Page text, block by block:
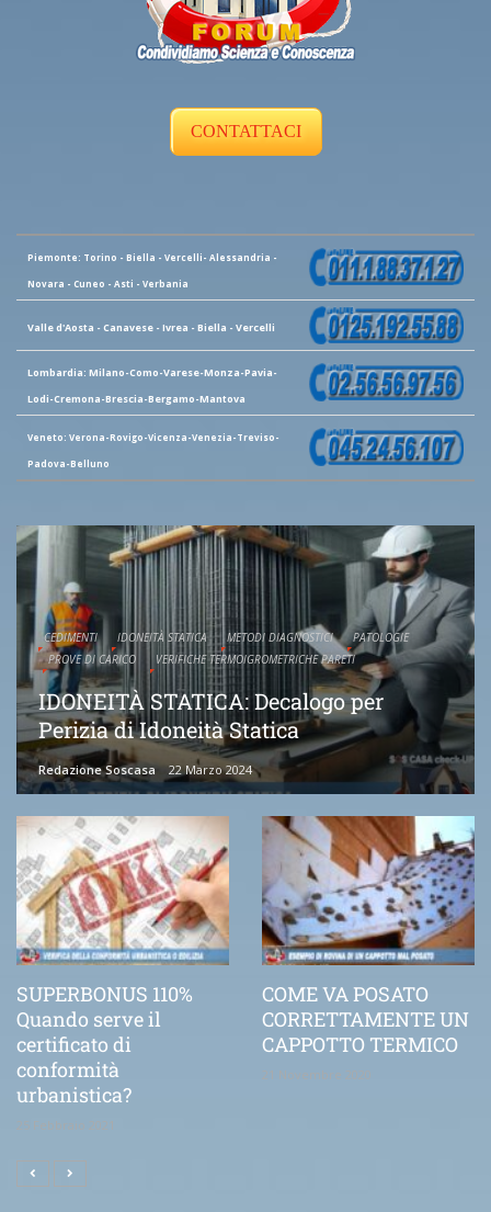
CONTATTACI
Piemonte: Torino - Biella - Vercelli- Alessandria -
Novara - Cuneo - Asti - Verbania
Valle d'Aosta - Canavese - Ivrea - Biella - Vercelli
Lombardia: Milano-Como-Varese-Monza-Pavia-
Lodi-Cremona-Brescia-Bergamo-Mantova
Veneto: Verona-Rovigo-Vicenza-Venezia-Treviso-
Padova-Belluno
CEDIMENTI IDONEITÀ STATICA METODI DIAGNOSTICI
PATOLOGIE
PROVE DI CARICO
VERIFICHE TERMOIGROMETRICHE PARETI
IDONEITÀ STATICA: Decalogo per
Perizia di Idoneità Statica
Redazione Soscasa 22 Marzo 2024
SUPERBONUS 110%
Quando serve il
certificato di
conformità
urbanistica?
25 Febbraio 2021
COME VA POSATO
CORRETTAMENTE UN
CAPPOTTO TERMICO
21 Novembre 2020